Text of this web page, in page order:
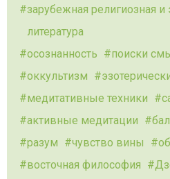
зарубежная религиозная и
литература
осознанность
поиски
оккультизм
медитативные техники
активные медитации
разум
чувство вины
восточная философия